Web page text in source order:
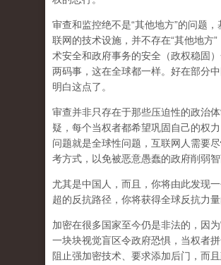
审查和监控绝不是“其他地方”的问题，
联网的技术设施，并不存在“其他地方”
术安全和政府事务的安全（政权稳固
两码事，这在全球都一样。好在部分
明白这点了。
审查并非只存在于那些压迫性的政治
疑，每个当权者都希望巩固自己的权
问题就是全球性问题，互联网人需要
考方式，以免被恶意愚蠢的政府削弱
尤其是中国人，而且，你将由此发现
超的反抗路径，你将获得全球反抗力量
加密在很多国家至今仍是非法的，因
一块块视觉盲区令政府恐惧，当权者
阻止强加密技术、要求添加后门，而